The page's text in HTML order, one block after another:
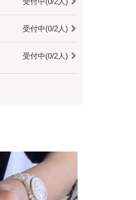
受付中(0/2人)
受付中(0/2人)